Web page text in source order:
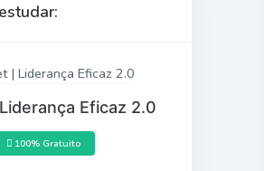
Eficaz 2.0
100% Gratuito